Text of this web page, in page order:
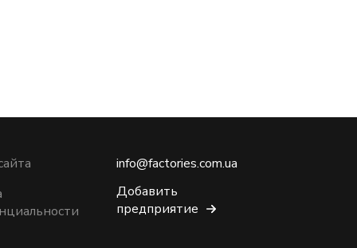
info@factories.com.ua
Добавить
предприятие